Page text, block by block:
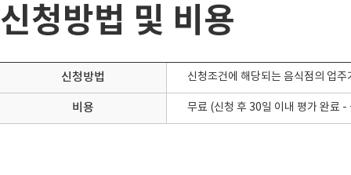
신청방법 및 비용
신청방법 신청조건에 해당되는 음식점의 업
비용 무료 (신청 후 30일 이내 평가 완료 -